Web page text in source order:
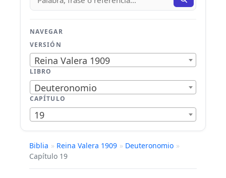
NAVEGAR
VERSIÓN
Reina Valera 1909
LIBRO
Deuteronomio
CAPÍTULO
19
Biblia » Reina Valera 1909 » Deuteronomio »
Capítulo 19